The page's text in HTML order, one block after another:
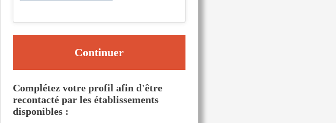
Continuer
Complétez votre profil afin d'être
recontacté par les établissements
disponibles :